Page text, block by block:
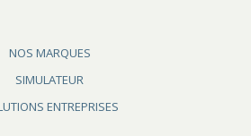
NOS MARQUES
SIMULATEUR
ENTREPRISES